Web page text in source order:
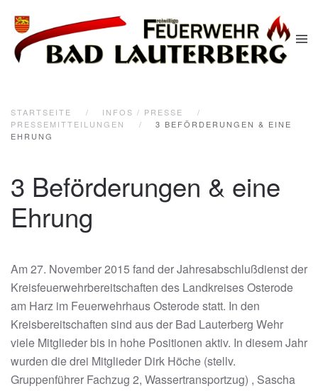
Zum Hauptinhalt springen
STARTSEITE
INFOS / PRESSE
PRESSEMITTEILUNGEN
3 BEFÖRDERUNGEN & EINE
EHRUNG
3 Beförderungen & eine
Ehrung
Am 27. November 2015 fand der Jahresabschlußdienst der
Kreisfeuerwehrbereitschaften des Landkreises Osterode
am Harz im Feuerwehrhaus Osterode statt. In den
Kreisbereitschaften sind aus der Bad Lauterberg Wehr
viele Mitglieder bis in hohe Positionen aktiv. In diesem Jahr
wurden die drei Mitglieder Dirk Höche (stellv.
Gruppenführer Fachzug 2, Wassertransportzug) , Sascha